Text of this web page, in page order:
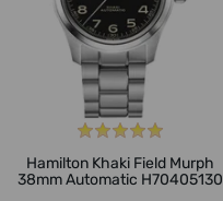
Hamilton Khaki Field Murph
38mm Automatic H70405130